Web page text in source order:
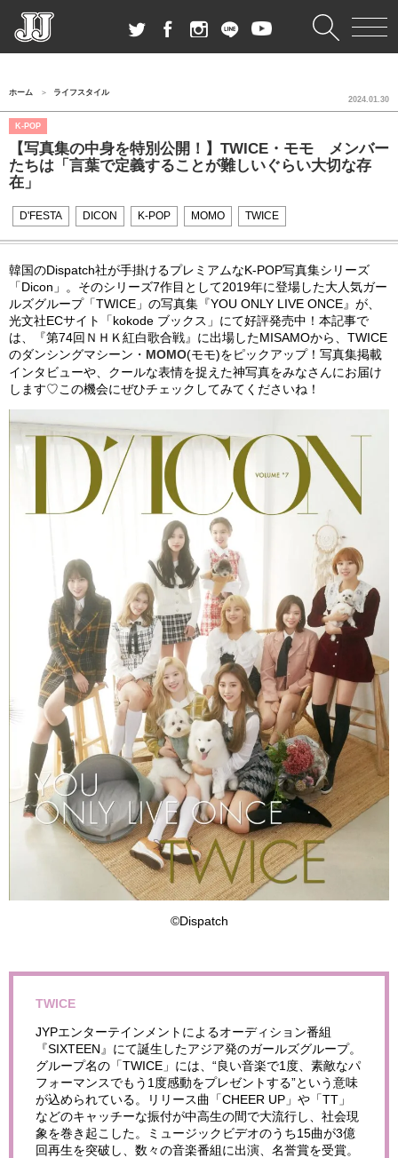
ホーム ライフスタイル
K-POP
【写真集の中身を特別公開！】TWICE・モモ メンバー
たちは「言葉で定義することが難しいぐらい大切な存
在」
2024.01.30
D'FESTA DICON K-POP MOMO TWICE
韓国のDispatch社が手掛けるプレミアムなK-POP写真集シリーズ
「Dicon」。そのシリーズ7作目として2019年に登場した大人気ガー
ルズグループ「TWICE」の写真集『YOU ONLY LIVE ONCE』が、
光文社ECサイト「kokode ブックス」にて好評発売中！本記事で
は、『第74回ＮＨＫ紅白歌合戦』に出場したMISAMOから、TWICE
のダンシングマシーン・ MOMO(モモ)をピックアップ！写真集掲載
インタビューや、クールな表情を捉えた神写真をみなさんにお届け
します♡この機会にぜひチェックしてみてくださいね！
©Dispatch
TWICE
JYPエンターテインメントによるオーディション番組
『SIXTEEN』にて誕生したアジア発のガールズグループ。
グループ名の「TWICE」には、“良い音楽で1度、素敵なパ
フォーマンスでもう1度感動をプレゼントする”という意味
が込められている。リリース曲
「CHEER UP」や「TT」
などのキャッチーな振付が中高生の間で大流行し、社会現
象を巻き起こした。ミュージックビデオのうち15曲が3億
回再生を突破し、数々の音楽番組に出演、名誉賞を受賞。